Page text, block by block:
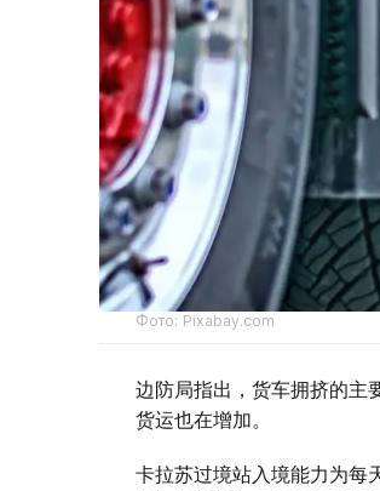
Фото: Рixabay.com
边防局指出，货车拥挤的主
货运也在增加。
卡拉苏过境站入境能力为每